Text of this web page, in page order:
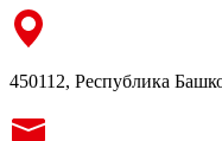
450112, Республика